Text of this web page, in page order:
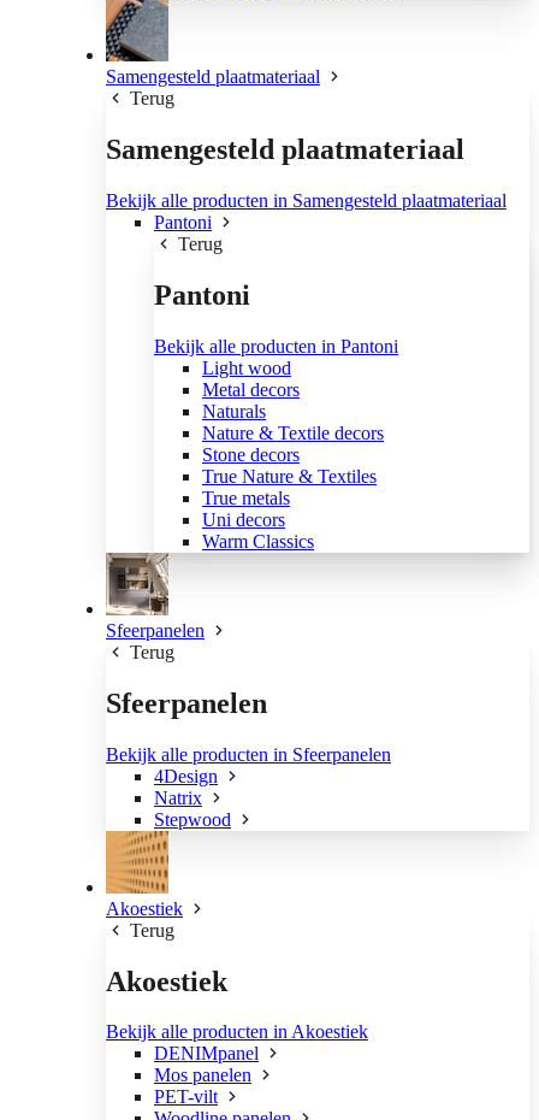
Samengesteld plaatmateriaal
Terug
Samengesteld plaatmateriaal
Bekijk alle producten in Samengesteld plaatmateriaal
Pantoni
Terug
Pantoni
Bekijk alle producten in Pantoni
Light wood
Metal decors
Naturals
Nature & Textile decors
Stone decors
True Nature & Textiles
True metals
Uni decors
Warm Classics
Sfeerpanelen
Terug
Sfeerpanelen
Bekijk alle producten in Sfeerpanelen
4Design
Natrix
Stepwood
Akoestiek
Terug
Akoestiek
Bekijk alle producten in Akoestiek
DENIMpanel
Mos panelen
PET-vilt